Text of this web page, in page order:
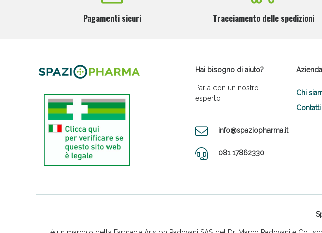
Pagamenti sicuri Tracciamento delle spedizioni
Hai bisogno di aiuto?
Parla con un nostro
esperto
info@spaziopharma.it
081 17862330
Azienda
Chi
Contatti